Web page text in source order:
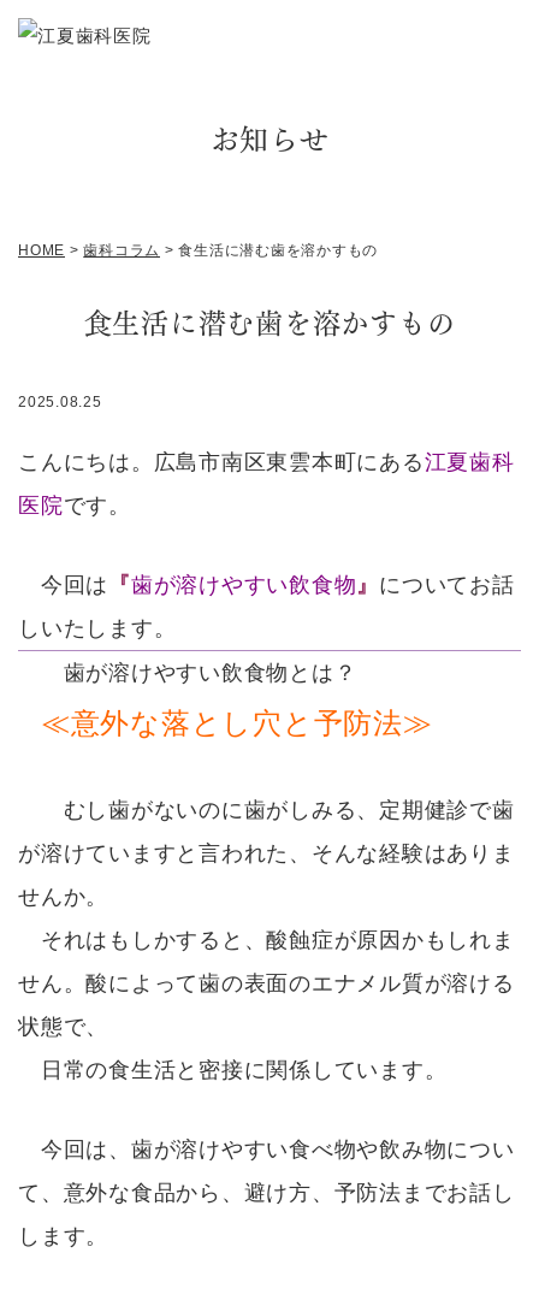
お知らせ
HOME >歯科コラム >食生活に潜む歯を溶かすもの
食生活に潜む歯を溶かすもの
2025.08.25
こんにちは。広島市南区東雲本町にある江夏歯科
医院です。
今回は 『歯が溶けやすい飲食物』 についてお話
しいたします。
歯が溶けやすい飲食物とは？
≪意外な落とし穴と予防法≫
むし歯がないのに歯がしみる、定期健診で歯
が溶けていますと言われた、そんな経験はありま
せんか。
それはもしかすると、酸蝕症が原因かもしれま
せん。酸によって歯の表面のエナメル質が溶ける
状態で、
日常の食生活と密接に関係しています。
今回は、歯が溶けやすい食べ物や飲み物につい
て、意外な食品から、避け方、予防法までお話し
します。